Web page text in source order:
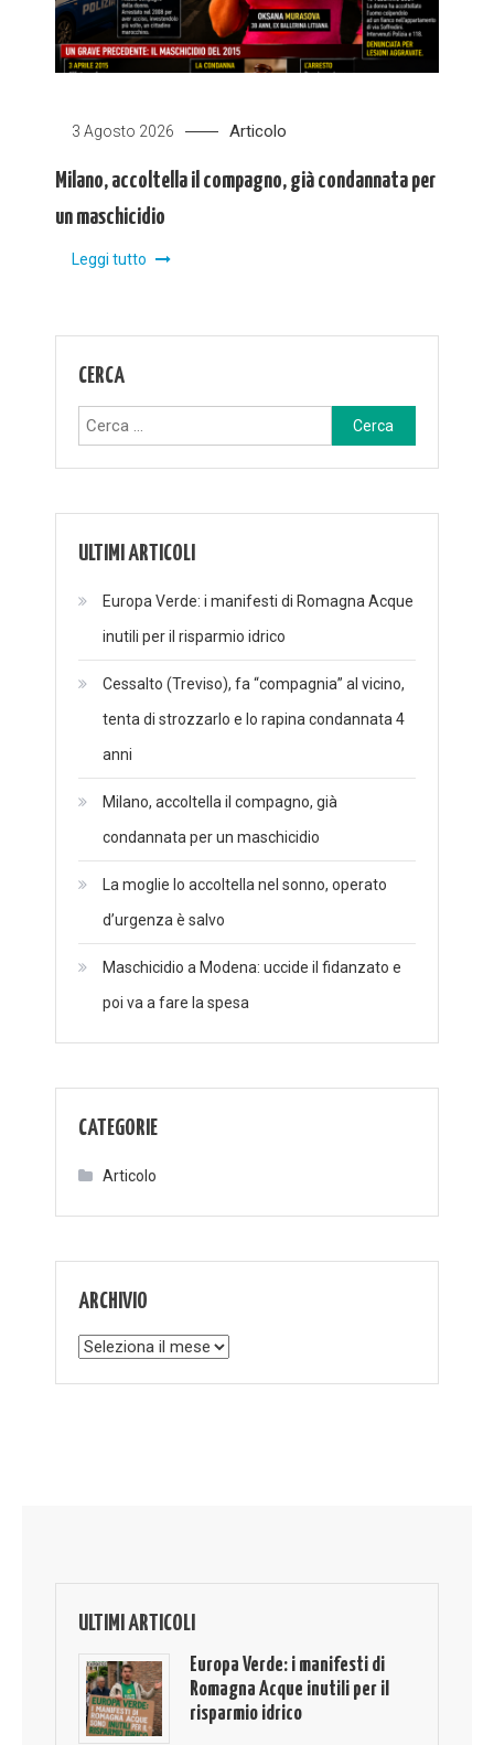
3 Agosto 2026 Articolo
Milano, accoltella il compagno, già condannata per
un maschicidio
Leggi tutto
CERCA
Ricerca
per:
ULTIMI ARTICOLI
Europa Verde: i manifesti di Romagna Acque
inutili per il risparmio idrico
Cessalto (Treviso), fa “compagnia” al vicino,
tenta di strozzarlo e lo rapina condannata 4
anni
Milano, accoltella il compagno, già
condannata per un maschicidio
La moglie lo accoltella nel sonno, operato
d’urgenza è salvo
Maschicidio a Modena: uccide il fidanzato e
poi va a fare la spesa
CATEGORIE
Articolo
ARCHIVIO
Archivio
ULTIMI ARTICOLI
Europa Verde: i manifesti di
Romagna Acque inutili per il
risparmio idrico